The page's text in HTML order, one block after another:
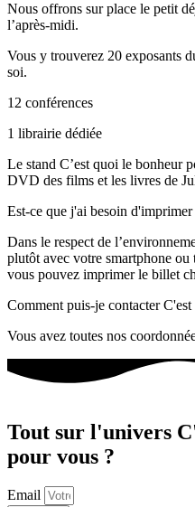
Nous offrons sur place le petit
l’après-midi.
Vous y trouverez 20 exposants
soi.
12 conférences
1 librairie dédiée
Le stand C’est quoi le bonheur
DVD des films et les livres de
Est-ce que j'ai besoin
Dans le respect de
plutôt avec votre smartphone
vous pouvez imprimer le billet
Comment puis-je contacter
Vous avez toutes nos
Tout sur l'univers
pour vous ?
Email